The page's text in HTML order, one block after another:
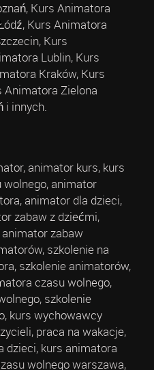
Kurs Animatora
Kurs Animatora
Kurs
Lublin, Kurs
Kraków, Kurs
Animatora Zielona
i innych.
animator kurs, kurs
animator
animator dla dzieci,
zabaw z dziećmi,
zabaw
szkolenie na
szkolenie animatorów,
czasu wolnego,
szkolenie
kurs wychowawcy
praca na wakacje,
dzieci, kurs animatora
wolnego warszawa,